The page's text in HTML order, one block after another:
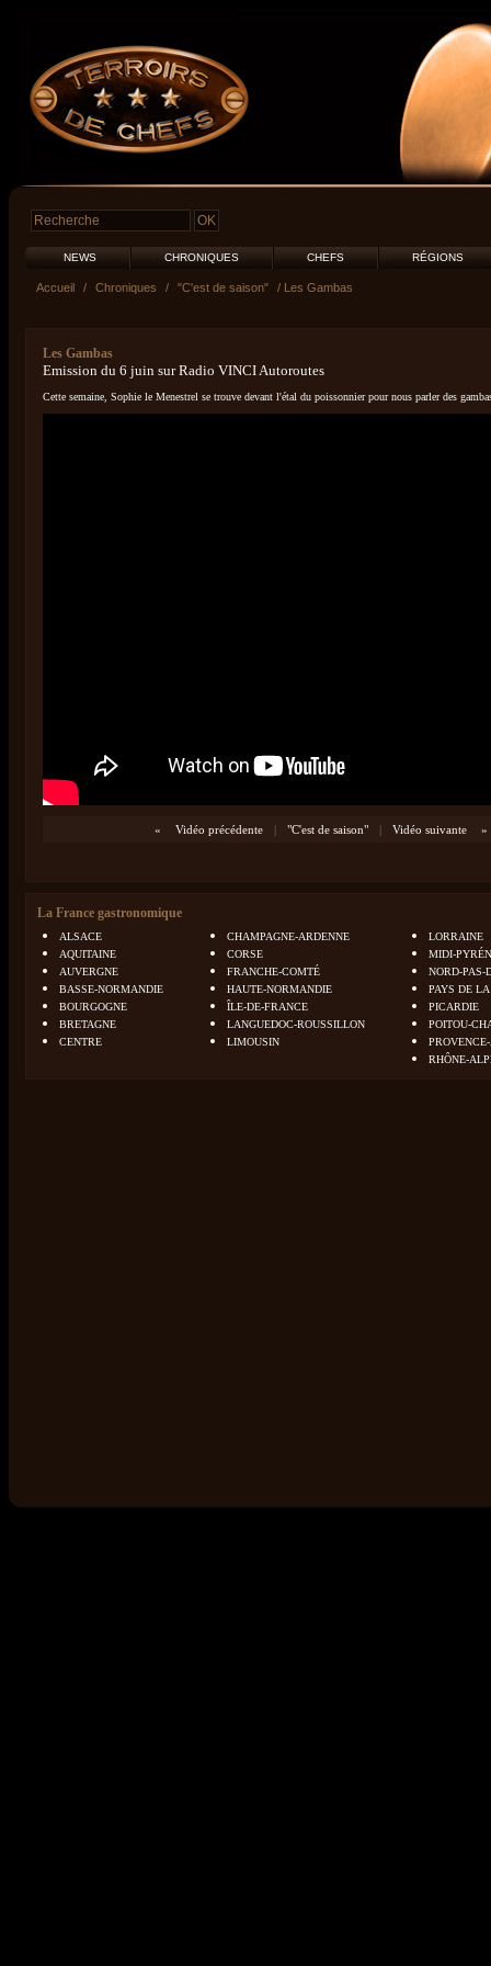
NEWS CHRONIQUES CHEFS RÉGIONS
Accueil / Chroniques / "C'est de saison" / Les Gambas
Les Gambas
Emission du 6 juin sur Radio VINCI Autoroutes
Cette semaine, Sophie le Menestrel se trouve devant l'étal du poissonnier pour nous parler des
« Vidéo précédente | "C'est de saison" | Vidéo suivante »
La France gastronomique
ALSACE
AQUITAINE
AUVERGNE
BASSE-NORMANDIE
BOURGOGNE
BRETAGNE
CENTRE
CHAMPAGNE-ARDENNE
CORSE
FRANCHE-COMTÉ
HAUTE-NORMANDIE
ÎLE-DE-FRANCE
LANGUEDOC-ROUSSILLON
LIMOUSIN
LORRAINE
MIDI-
NORD-PAS-
PAYS DE
PICARDIE
POITOU-
RHÔNE-